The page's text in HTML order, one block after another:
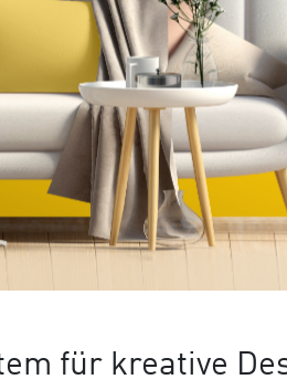
für kreative